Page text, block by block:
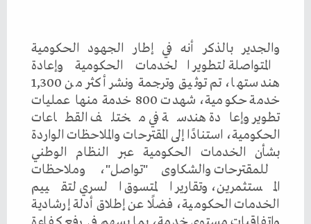
والجدير بالذكر أنه في إطار الجهود الحكومية
المتواصلة لتطوير الخدمات الحكومية وإعادة
هندستها، تم توثيق وترجمة ونشر أكثر من 1,300
خدمة حكومية، شهدت 800 خدمة منها عمليات
تطوير وإعادة هندسة في مختلف القطاعات
الحكومية، استنادًا إلى المقترحات والملاحظات الواردة
بشأن الخدمات الحكومية عبر النظام الوطني
للمقترحات والشكاوى "تواصل"، وملاحظات
المستثمرين، وتقارير المتسوق السري لتقييم
الخدمات الحكومية، فضلًا عن إطلاق أدلة إرشادية